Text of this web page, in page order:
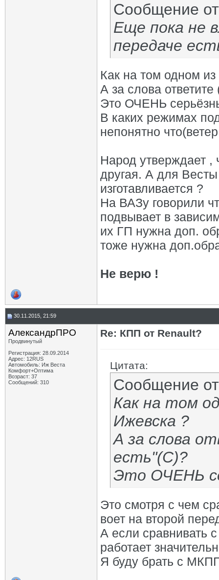
Сообщение
Еще пока не
передаче
Как на том одном
А за слова
Это ОЧЕНЬ
В каких режимах
непонятно
Народ утверждает ,
другая. А для
изготавливается ?
На ВАЗу говорили
подвывает в
их ГП нужна доп.
тоже нужна
Не верю !
30.11.2015, 21:59
АлександрПРО
Продвинутый
Регистрация: 28.09.2014
Адрес: 12RUS
Автомобиль: Иж Веста
Комфорт+Оптима
Возраст: 37
Сообщений: 310
Re: КПП от Renault?
Цитата:
Сообщение
Как на том
Ижевска ?
А за слова
есть"(С)?
Это ОЧЕНЬ
Это смотря с чем
воет на второй
А если сравнивать
работает
Я буду брать с